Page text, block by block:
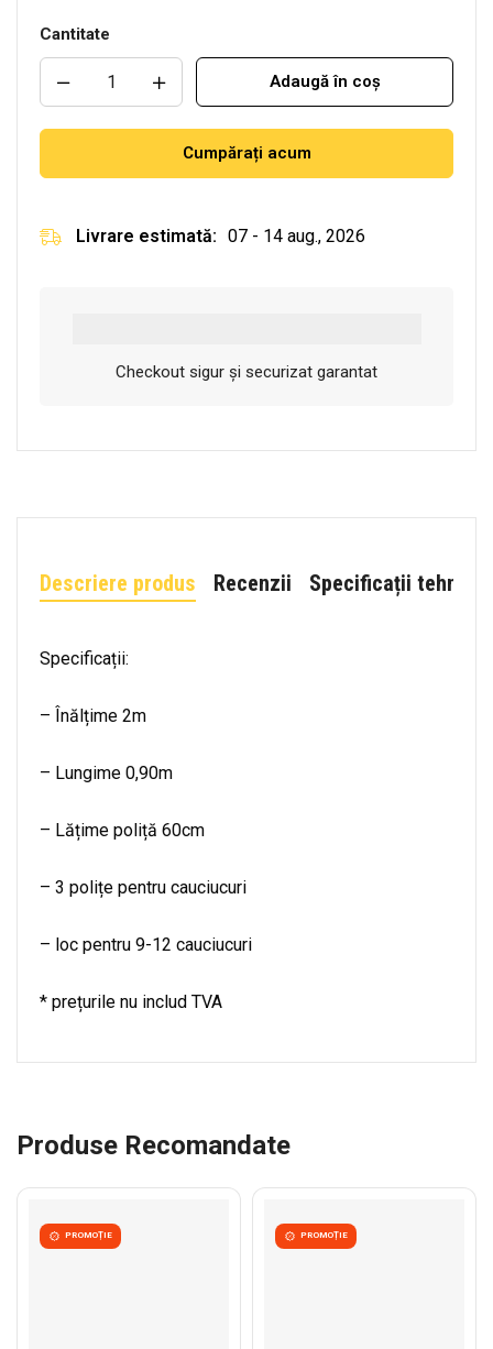
Cantitate
Adaugă în coș
Cumpărați acum
Livrare estimată: 07 - 14 aug., 2026
Checkout sigur și securizat garantat
Descriere produs Recenzii Specificații tehnice
Specificații:
– Înălțime 2m
– Lungime 0,90m
– Lățime poliță 60cm
– 3 polițe pentru cauciucuri
– loc pentru 9-12 cauciucuri
* prețurile nu includ TVA
Produse Recomandate
PROMOȚIE PROMOȚIE